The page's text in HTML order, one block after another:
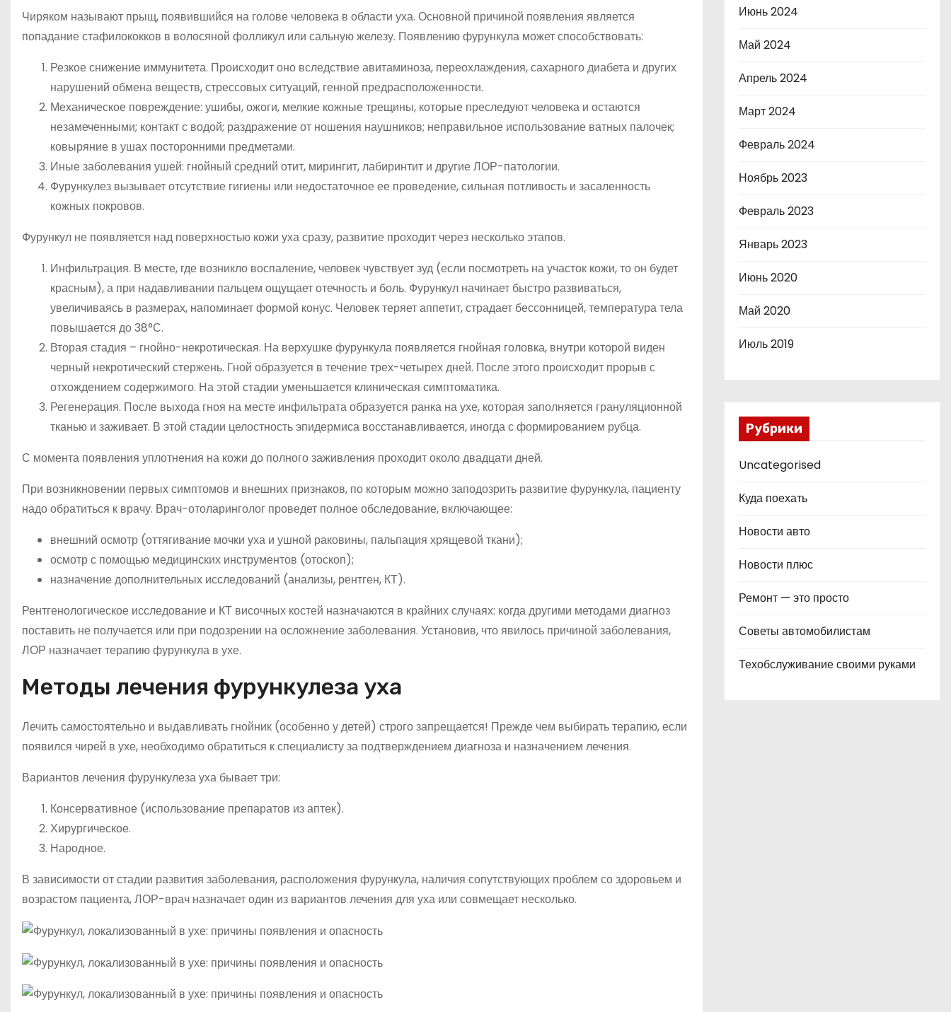
Чиряком называют прыщ, появившийся на голове человека в области уха. Основной причиной появления является
попадание стафилококков в волосяной фолликул или сальную железу. Появлению фурункула может способствовать:
Резкое снижение иммунитета. Происходит оно вследствие авитаминоза, переохлаждения, сахарного диабета и других
нарушений обмена веществ, стрессовых ситуаций, генной предрасположенности.
Механическое повреждение: ушибы, ожоги, мелкие кожные трещины, которые преследуют человека и остаются
незамеченными; контакт с водой; раздражение от ношения наушников; неправильное использование ватных палочек;
ковыряние в ушах посторонними предметами.
Иные заболевания ушей: гнойный средний отит, мирингит, лабиринтит и другие ЛОР-патологии.
Фурункулез вызывает отсутствие гигиены или недостаточное ее проведение, сильная потливость и засаленность
кожных покровов.
Фурункул не появляется над поверхностью кожи уха сразу, развитие проходит через несколько этапов.
Инфильтрация. В месте, где возникло воспаление, человек чувствует зуд (если посмотреть на участок кожи, то он будет
красным), а при надавливании пальцем ощущает отечность и боль. Фурункул начинает быстро развиваться,
увеличиваясь в размерах, напоминает формой конус. Человек теряет аппетит, страдает бессонницей, температура тела
повышается до 38°С.
Вторая стадия – гнойно-некротическая. На верхушке фурункула появляется гнойная головка, внутри которой виден
черный некротический стержень. Гной образуется в течение трех-четырех дней. После этого происходит прорыв с
отхождением содержимого. На этой стадии уменьшается клиническая симптоматика.
Регенерация. После выхода гноя на месте инфильтрата образуется ранка на ухе, которая заполняется грануляционной
тканью и заживает. В этой стадии целостность эпидермиса восстанавливается, иногда с формированием рубца.
С момента появления уплотнения на кожи до полного заживления проходит около двадцати дней.
При возникновении первых симптомов и внешних признаков, по которым можно заподозрить развитие фурункула, пациенту
надо обратиться к врачу. Врач-отоларинголог проведет полное обследование, включающее:
внешний осмотр (оттягивание мочки уха и ушной раковины, пальпация хрящевой ткани);
осмотр с помощью медицинских инструментов (отоскоп);
назначение дополнительных исследований (анализы, рентген, КТ).
Рентгенологическое исследование и КТ височных костей назначаются в крайних случаях: когда другими методами диагноз
поставить не получается или при подозрении на осложнение заболевания. Установив, что явилось причиной заболевания,
ЛОР назначает терапию фурункула в ухе.
Методы лечения фурункулеза уха
Лечить самостоятельно и выдавливать гнойник (особенно у детей) строго запрещается! Прежде чем выбирать терапию, если
появился чирей в ухе, необходимо обратиться к специалисту за подтверждением диагноза и назначением лечения.
Вариантов лечения фурункулеза уха бывает три:
Консервативное (использование препаратов из аптек).
Хирургическое.
Народное.
В зависимости от стадии развития заболевания, расположения фурункула, наличия сопутствующих проблем со здоровьем и
возрастом пациента, ЛОР-врач назначает один из вариантов лечения для уха или совмещает несколько.
Июнь 2024
Май 2024
Апрель 2024
Март 2024
Февраль 2024
Ноябрь 2023
Февраль 2023
Январь 2023
Июнь 2020
Май 2020
Июль 2019
Рубрики
Uncategorised
Куда поехать
Новости авто
Новости плюс
Ремонт — это просто
Советы автомобилистам
Техобслуживание своими руками